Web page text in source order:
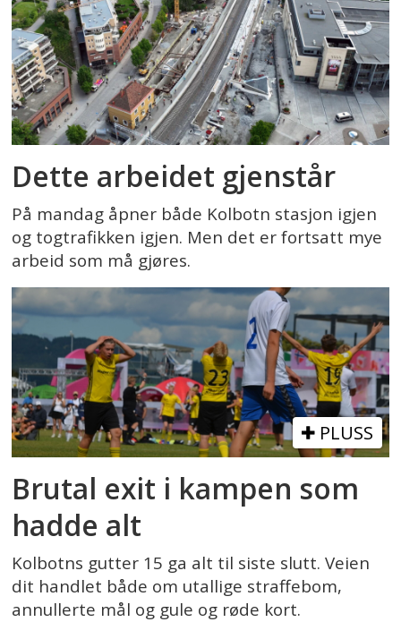
Dette arbeidet gjenstår
På mandag åpner både Kolbotn stasjon igjen
og togtrafikken igjen. Men det er fortsatt mye
arbeid som må gjøres.
PLUSS
Brutal exit i kampen som
hadde alt
Kolbotns gutter 15 ga alt til siste slutt. Veien
dit handlet både om utallige straffebom,
annullerte mål og gule og røde kort.